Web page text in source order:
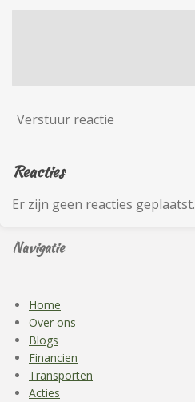
Verstuur reactie
Reacties
Er zijn geen reacties geplaatst.
Navigatie
Home
Over ons
Blogs
Financien
Transporten
Acties